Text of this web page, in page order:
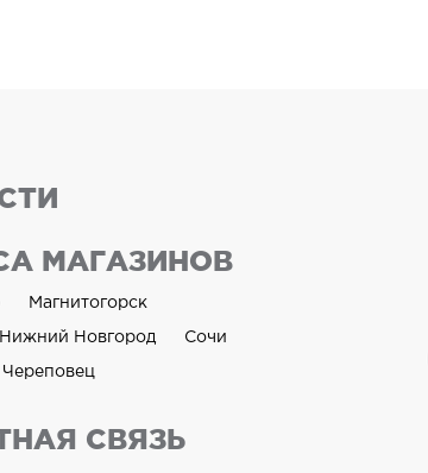
МАГАЗИНОВ
Магнитогорск
Нижний Новгород Сочи
Череповец
СВЯЗЬ